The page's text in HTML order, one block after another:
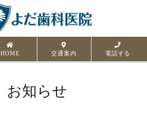
HOME 交通案内 電話する
お知らせ